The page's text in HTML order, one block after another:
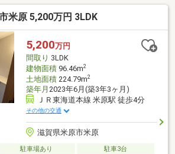
せん。）～設備～プロパンガス、公営水
排水-個別浄化槽～近隣施設～・米原市
０ｍフタバヤ 近江店まで約９５０ｍ
米原 5,200万円 3LDK
5,200万円
間取り 3LDK
建物面積96.46m2
土地面積224.79m2
築年月 2023年6月(築3年3ヶ月)
ＪＲ東海道本線 米原駅 徒歩4分
その他の交通
滋賀県米原市米原
駐車場あり
駐車3台